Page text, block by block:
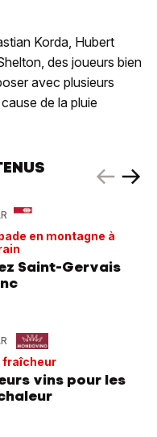
Korda, Hubert
des joueurs bien
avec plusieurs
de la pluie
en montagne à
Saint-Gervais
fraîcheur
vins pour les